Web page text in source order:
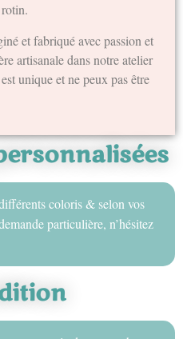
et fabriqué avec passion et
artisanale dans notre atelier
unique et ne peux pas être
coloris & selon vos
particulière, n’hésitez